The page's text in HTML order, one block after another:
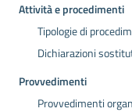
Attività e procedimenti
Tipologie di
Dichiarazioni
Provvedimenti
Provvedimenti